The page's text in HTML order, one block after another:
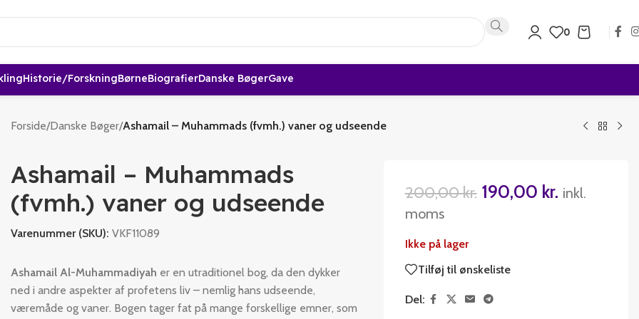
0
Historie/forskningBørneBiografierDanske BøgerGave
Forside/Danske Bøger/Ashamail – Muhammads (fvmh.) vaner og udseende
Ashamail – Muhammads
(fvmh.) vaner og udseende
Varenummer (SKU): VKF11089
Ashamail Al-Muhammadiyah er en utraditionel bog, da den dykker
ned i andre aspekter af profetens liv – nemlig hans udseende,
væremåde og vaner. Bogen tager fat på mange forskellige emner, som
200,00kr. 190,00 kr. inkl.
moms
Ikke på lager
Tilføj til ønskeliste
Del: